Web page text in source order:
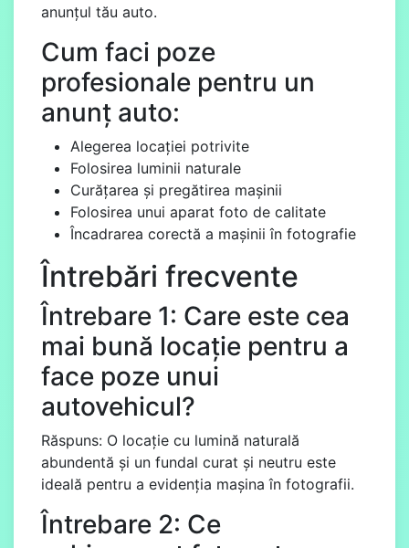
anunțul tău auto.
Cum faci poze
profesionale pentru un
anunț auto:
Alegerea locației potrivite
Folosirea luminii naturale
Curățarea și pregătirea mașinii
Folosirea unui aparat foto de calitate
Încadrarea corectă a mașinii în fotografie
Întrebări frecvente
Întrebare 1: Care este cea
mai bună locație pentru a
face poze unui
autovehicul?
Răspuns: O locație cu lumină naturală
abundentă și un fundal curat și neutru este
ideală pentru a evidenția mașina în fotografii.
Întrebare 2: Ce